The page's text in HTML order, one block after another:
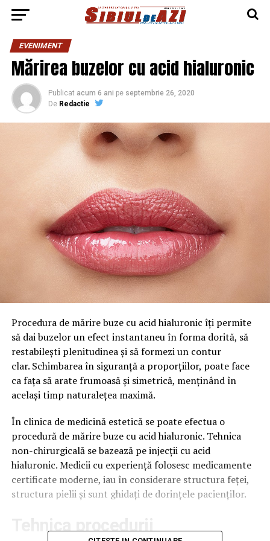
EVENIMENT
Mărirea buzelor cu acid hialuronic
Publicat acum 6 ani pe septembrie 26, 2020
De Redactie
Procedura de mărire buze cu acid hialuronic îți permite
să dai buzelor un efect instantaneu în forma dorită, să
restabilești plenitudinea și să formezi un contur
clar. Schimbarea în siguranță a proporțiilor, poate face
ca fața să arate frumoasă și simetrică, menținând în
același timp naturalețea maximă.
În clinica de medicină estetică se poate efectua o
procedură de mărire buze cu acid hialuronic. Tehnica
non-chirurgicală se bazează pe injecții cu acid
hialuronic. Medicii cu experiență folosesc medicamente
certificate moderne, iau în considerare structura feței,
structura pielii și sunt ghidați de dorințele pacienților.